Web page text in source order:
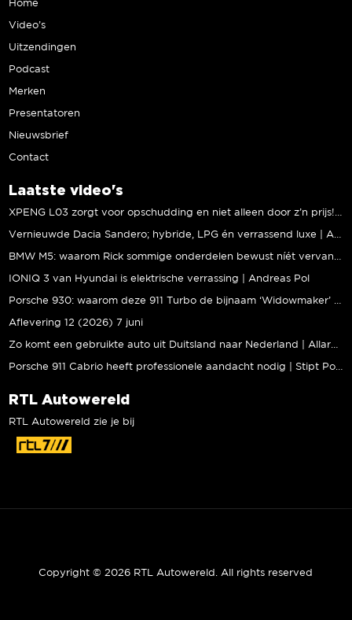
Home
Video’s
Uitzendingen
Podcast
Merken
Presentatoren
Nieuwsbrief
Contact
Laatste video's
XPENG L03 zorgt voor opschudding en niet alleen door z’n prijs! | Jeroen Mul
Vernieuwde Dacia Sandero; hybride, LPG én verrassend luxe | Andreas Pol
BMW M5: waarom Rick sommige onderdelen bewust níét vervangt | Stipt Polish Point
IONIQ 3 van Hyundai is elektrische verrassing | Andreas Pol
Porsche 930: waarom deze 911 Turbo de bijnaam ‘Widowmaker’ kreeg | Gallery Aaldering
Aflevering 12 (2026) 7 juni
Zo komt een gebruikte auto uit Duitsland naar Nederland | Allard Kalff
Porsche 911 Cabrio heeft professionele aandacht nodig | Stipt Polish Point
RTL Autowereld
RTL Autowereld zie je bij
Copyright © 2026 RTL Autowereld. All rights reserved